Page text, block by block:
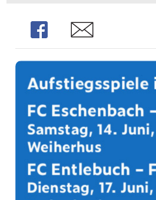
Share Share